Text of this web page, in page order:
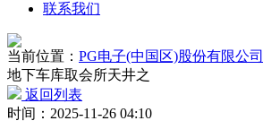
联系我们
当前位置： PG电子(中国区)股份有限公司
地下车库取会所天井之
返回列表
时间：2025-11-26 04:10